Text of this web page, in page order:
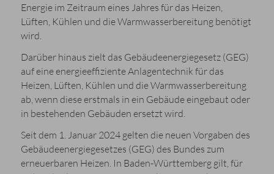
Energie im Zeitraum eines Jahres für das Heizen,
Lüften, Kühlen und die Warmwasserbereitung benötigt
wird.
Darüber hinaus zielt das Gebäudeenergiegesetz (GEG)
auf eine energieeffiziente Anlagentechnik für das
Heizen, Lüften, Kühlen und die Warmwasserbereitung
ab, wenn diese erstmals in ein Gebäude eingebaut oder
in bestehenden Gebäuden ersetzt wird.
Seit dem 1. Januar 2024 gelten die neuen Vorgaben des
Gebäudeenergiegesetzes (GEG) des Bundes zum
erneuerbaren Heizen. In Baden-Württemberg gilt, für